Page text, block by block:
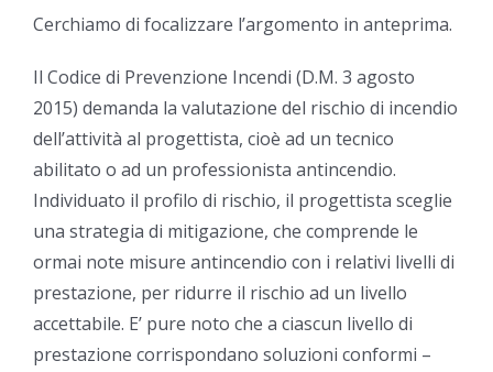
Cerchiamo di focalizzare l’argomento in anteprima.
Il Codice di Prevenzione Incendi (D.M. 3 agosto
2015) demanda la valutazione del rischio di incendio
dell’attività al progettista, cioè ad un tecnico
abilitato o ad un professionista antincendio.
Individuato il profilo di rischio, il progettista sceglie
una strategia di mitigazione, che comprende le
ormai note misure antincendio con i relativi livelli di
prestazione, per ridurre il rischio ad un livello
accettabile. E’ pure noto che a ciascun livello di
prestazione corrispondano soluzioni conformi –